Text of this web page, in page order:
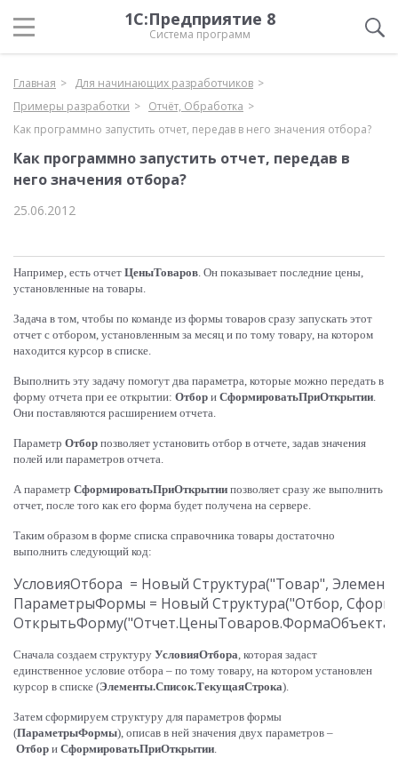
1С:Предприятие 8
Система программ
Главная
Для начинающих разработчиков
Примеры разработки
Отчёт, Обработка
Как программно запустить отчет, передав в него значения отбора?
Как программно запустить отчет, передав в
него значения отбора?
25.06.2012
Например, есть отчет ЦеныТоваров. Он показывает последние цены,
установленные на товары.
Задача в том, чтобы по команде из формы товаров сразу запускать этот
отчет с отбором, установленным за месяц и по тому товару, на котором
находится курсор в списке.
Выполнить эту задачу помогут два параметра, которые можно передать в
форму отчета при ее открытии: Отбор и СформироватьПриОткрытии.
Они поставляются расширением отчета.
Параметр Отбор позволяет установить отбор в отчете, задав значения
полей или параметров отчета.
А параметр СформироватьПриОткрытии позволяет сразу же выполнить
отчет, после того как его форма будет получена на сервере.
Таким образом в форме списка справочника товары достаточно
выполнить следующий код:
УсловияОтбора  = Новый Структура("Товар",
ПараметрыФормы = Новый Структура("Отбор,
Сначала создаем структуру УсловияОтбора, которая задаст
единственное условие отбора – по тому товару, на котором установлен
курсор в списке (Элементы.Список.ТекущаяСтрока).
Затем сформируем структуру для параметров формы
(ПараметрыФормы), описав в ней значения двух параметров –
Отбор и СформироватьПриОткрытии.